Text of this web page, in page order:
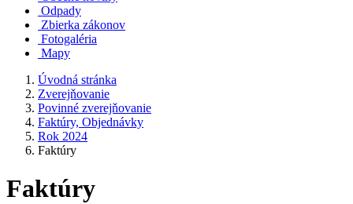
Odpady
Zbierka zákonov
Fotogaléria
Mapy
Úvodná stránka
Zverejňovanie
Povinné zverejňovanie
Faktúry, Objednávky
Rok 2024
Faktúry
Faktúry